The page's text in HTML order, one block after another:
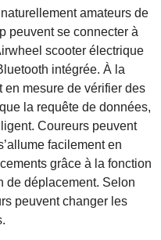
amateurs de
peuvent se connecter à
scooter électrique
intégrée. À la
en mesure de vérifier des
la requête de données,
Coureurs peuvent
facilement en
grâce à la fonction
de déplacement. Selon
peuvent changer les